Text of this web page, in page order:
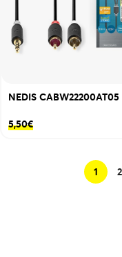
NEDIS CABW22200AT05
5,50€
1 2